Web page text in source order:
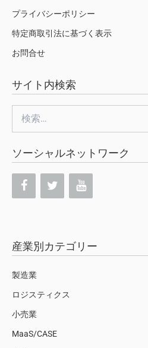
プライバシーポリシー
特定商取引法に基づく表示
お問合せ
サイト内検索
索:
ソーシャルネットワーク
産業別カテゴリー
製造業
ロジスティクス
小売業
MaaS/CASE